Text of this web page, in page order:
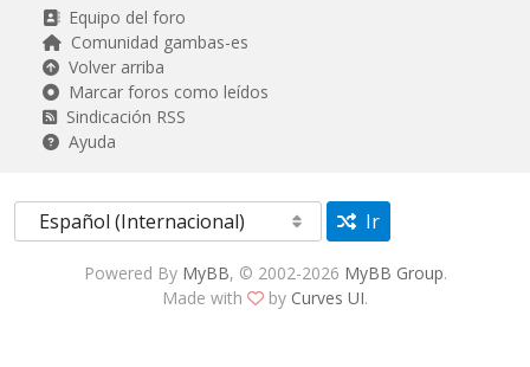
Equipo del foro
Comunidad gambas-es
Volver arriba
Marcar foros como leídos
Sindicación RSS
Ayuda
Ir
Powered By MyBB, © 2002-2026 MyBB Group.
Made with
by Curves UI.